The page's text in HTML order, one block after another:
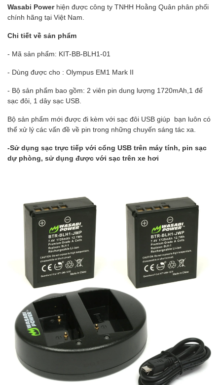
Wasabi Powerhiện được công ty TNHH Hoằng Quân phân phối
chính hãng tại Việt Nam.
Chi tiết về sản phẩm
- Mã sản phẩm: KIT-BB-BLH1-01
- Dùng được cho : Olympus EM1 Mark II
- Bộ sản phẩm bao gồm: 2 viên pin dung lượng 1720mAh,1 đế
sạc đôi, 1 dây sạc USB.
Bộ sản phẩm mới được đi kèm với sạc đôi USB giúp bạn luôn có
thể xử lý các vấn đề về pin trong những chuyến sáng tác xa.
-Sử dụng sạc trực tiếp với cổng USB trên máy tính, pin sạc
dự phòng, sử dụng được với sạc trên xe hơi